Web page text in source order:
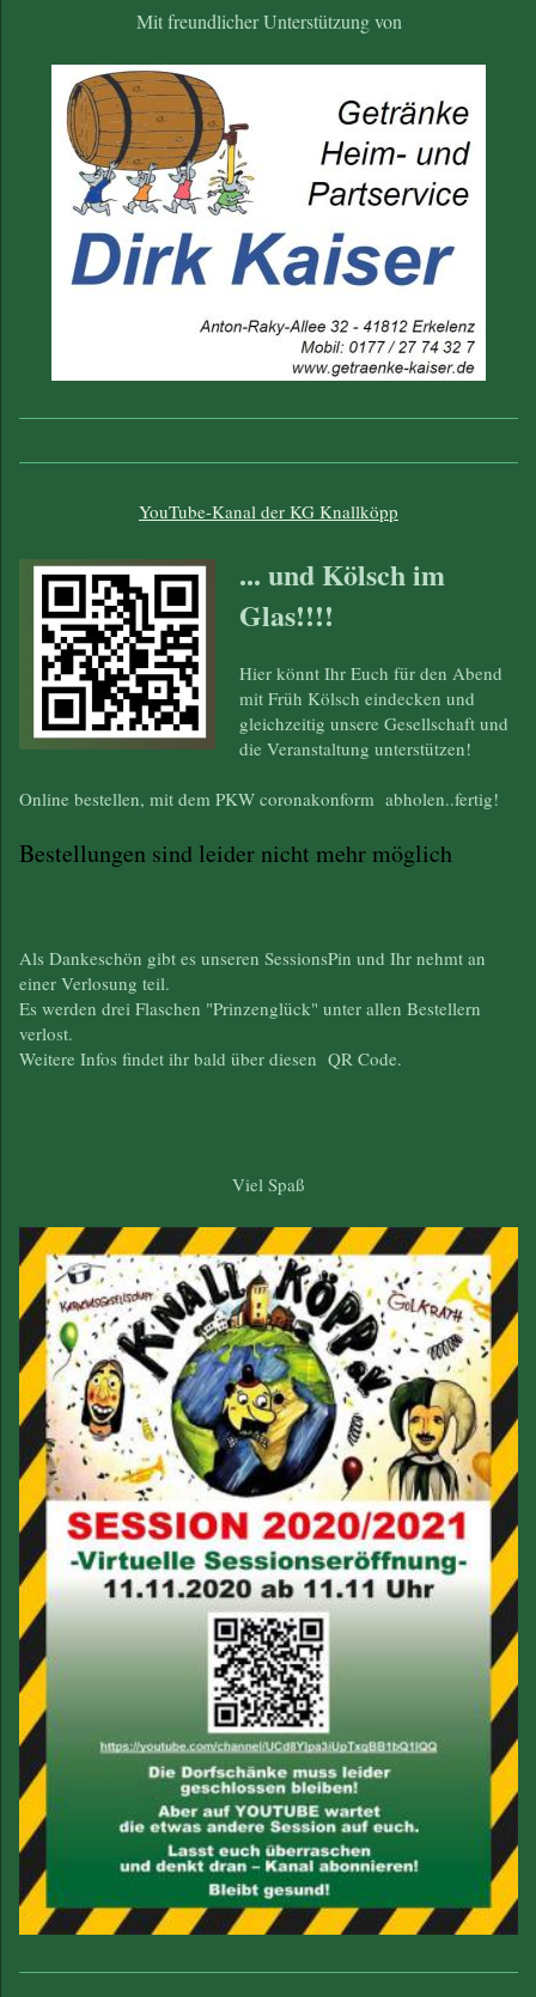
Mit freundlicher Unterstützung von
YouTube-Kanal der KG Knallköpp
... und Kölsch im
Glas!!!!
Hier könnt Ihr Euch für den Abend
mit Früh Kölsch eindecken und
gleichzeitig unsere Gesellschaft und
die Veranstaltung unterstützen!
Online bestellen, mit dem PKW coronakonform abholen..fertig!
Bestellungen sind leider nicht mehr möglich
Als Dankeschön gibt es unseren SessionsPin und Ihr nehmt an
einer Verlosung teil.
Es werden drei Flaschen "Prinzenglück" unter allen Bestellern
verlost.
Weitere Infos findet ihr bald über diesen QR Code.
Viel Spaß